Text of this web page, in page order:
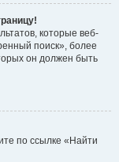
которые веб-
поиск», более
он должен быть
по ссылке «Найти